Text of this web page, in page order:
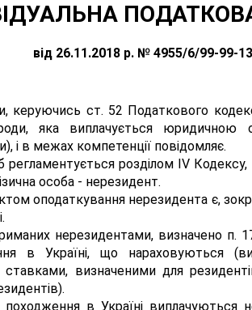
від 26.11.2018 р. № 4955/6/99-99-
керуючись ст. 52 Податкового
яка виплачується
і в межах компетенції повідомляє.
регламентується розділом IV
особа - нерезидент.
оподаткування нерезидента є,
нерезидентами, визначено п.
в Україні, що нараховуються
визначеними для
в Україні